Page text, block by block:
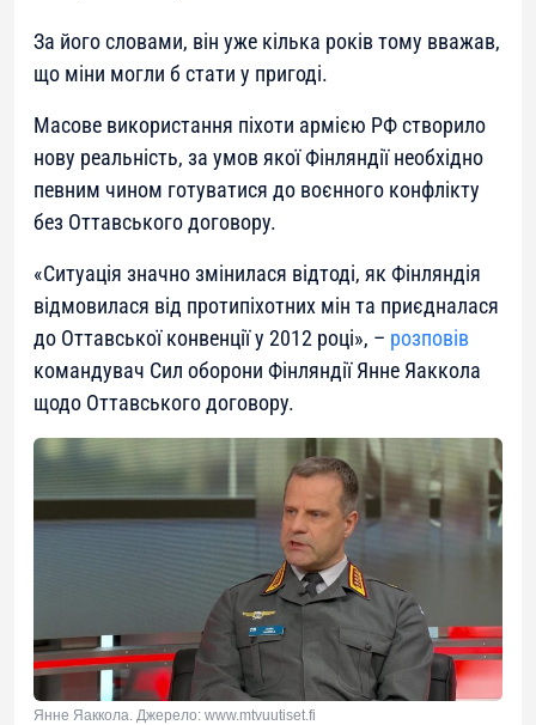
За його словами, він уже кілька років тому вважав,
що міни могли б стати у пригоді.
Масове використання піхоти армією РФ створило
нову реальність, за умов якої Фінляндії необхідно
певним чином готуватися до воєнного конфлікту
без Оттавського договору.
«Ситуація значно змінилася відтоді, як Фінляндія
відмовилася від протипіхотних мін та приєдналася
до Оттавської конвенції у 2012 році», – розповів
командувач Сил оборони Фінляндії Янне Яаккола
щодо Оттавського договору.
Янне Яаккола. Джерело: www.mtvuutiset.fi